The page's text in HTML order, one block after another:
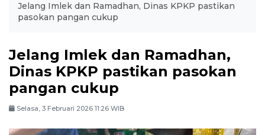
Jelang Imlek dan Ramadhan, Dinas KPKP pastikan
pasokan pangan cukup
Jelang Imlek dan Ramadhan,
Dinas KPKP pastikan pasokan
pangan cukup
Selasa, 3 Februari 2026 11:26 WIB